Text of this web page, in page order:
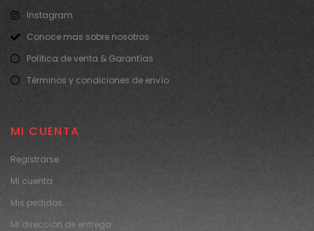
Instagram
Conoce mas sobre nosotros
Política de venta & Garantías
Términos y condiciones de envío
MI CUENTA
Registrarse
Mi cuenta
Mis pedidos
Mi dirección de entrega